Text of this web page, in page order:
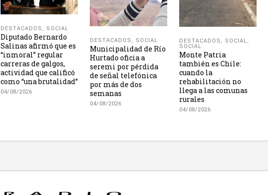
DESTACADOS , SOCIAL
Diputado Bernardo
Salinas afirmó que es
“inmoral” regular
carreras de galgos,
actividad que calificó
como “una brutalidad”
04/08/2026
DESTACADOS , SOCIAL
Municipalidad de Río
Hurtado oficia a
seremi por pérdida
de señal telefónica
por más de dos
semanas
04/08/2026
DESTACADOS , SOCIAL,
SOCIAL
Monte Patria
también es Chile:
cuando la
rehabilitación no
llega a las comunas
rurales
04/08/2026